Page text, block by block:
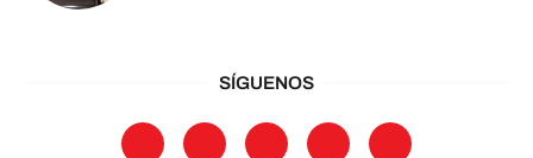
SÍGUENOS